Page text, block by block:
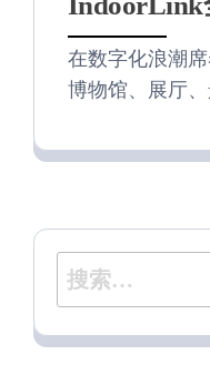
在数字化浪潮
博物馆、展厅
搜
索：